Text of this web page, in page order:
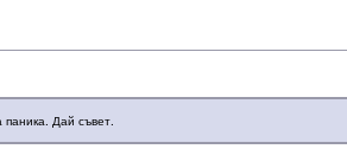
паника. Дай съвет.